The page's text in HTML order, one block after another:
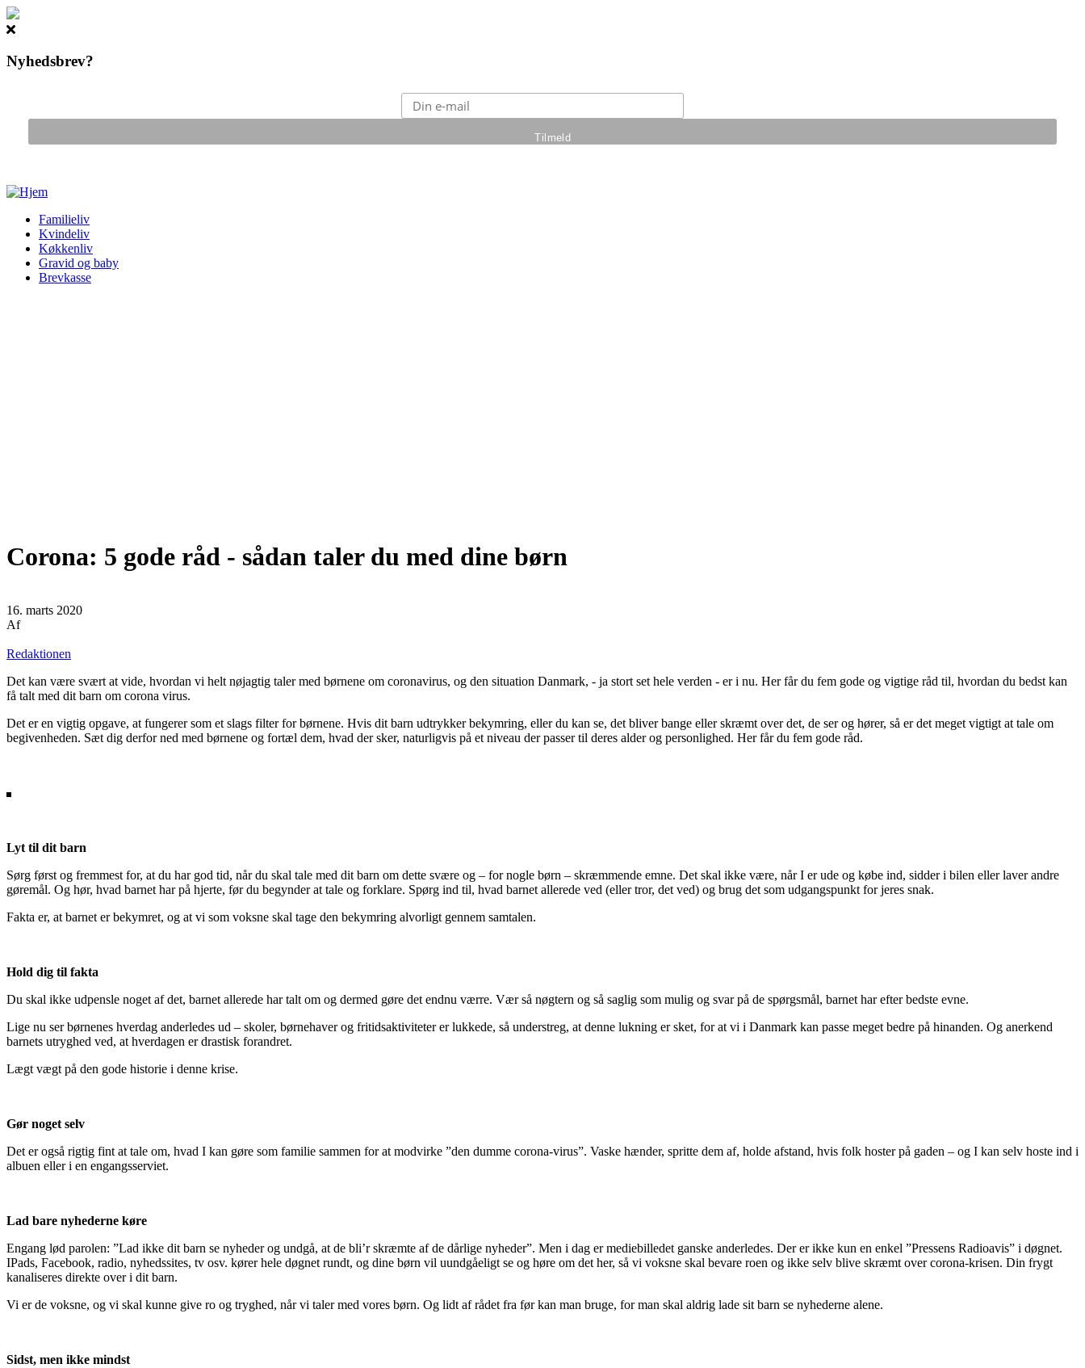
Nyhedsbrev?
Gå til hovedindhold
Familieliv
Kvindeliv
Køkkenliv
Gravid og baby
Brevkasse
Corona: 5 gode råd - sådan taler du med dine børn
16. marts 2020
Af
Redaktionen
Det kan være svært at vide, hvordan vi helt nøjagtig taler med børnene om coronavirus, og den situation Danmark, - ja stort set hele verden - er i nu. Her får du fem gode og vigtige råd til, hvordan du bedst kan
få talt med dit barn om corona virus.
Det er en vigtig opgave, at fungerer som et slags filter for børnene. Hvis dit barn udtrykker bekymring, eller du kan se, det bliver bange eller skræmt over det, de ser og hører, så er det meget vigtigt at tale om
begivenheden. Sæt dig derfor ned med børnene og fortæl dem, hvad der sker, naturligvis på et niveau der passer til deres alder og personlighed. Her får du fem gode råd.
Lyt til dit barn
Sørg først og fremmest for, at du har god tid, når du skal tale med dit barn om dette svære og – for nogle børn – skræmmende emne. Det skal ikke være, når I er ude og købe ind, sidder i bilen eller laver andre
gøremål. Og hør, hvad barnet har på hjerte, før du begynder at tale og forklare. Spørg ind til, hvad barnet allerede ved (eller tror, det ved) og brug det som udgangspunkt for jeres snak.
Fakta er, at barnet er bekymret, og at vi som voksne skal tage den bekymring alvorligt gennem samtalen.
Hold dig til fakta
Du skal ikke udpensle noget af det, barnet allerede har talt om og dermed gøre det endnu værre. Vær så nøgtern og så saglig som mulig og svar på de spørgsmål, barnet har efter bedste evne.
Lige nu ser børnenes hverdag anderledes ud – skoler, børnehaver og fritidsaktiviteter er lukkede, så understreg, at denne lukning er sket, for at vi i Danmark kan passe meget bedre på hinanden. Og anerkend
barnets utryghed ved, at hverdagen er drastisk forandret.
Lægt vægt på den gode historie i denne krise.
Gør noget selv
Det er også rigtig fint at tale om, hvad I kan gøre som familie sammen for at modvirke ”den dumme corona-virus”. Vaske hænder, spritte dem af, holde afstand, hvis folk hoster på gaden – og I kan selv hoste ind i
albuen eller i en engangsserviet.
Lad bare nyhederne køre
Engang lød parolen: ”Lad ikke dit barn se nyheder og undgå, at de bli’r skræmte af de dårlige nyheder”. Men i dag er mediebilledet ganske anderledes. Der er ikke kun en enkel ”Pressens Radioavis” i døgnet.
IPads, Facebook, radio, nyhedssites, tv osv. kører hele døgnet rundt, og dine børn vil uundgåeligt se og høre om det her, så vi voksne skal bevare roen og ikke selv blive skræmt over corona-krisen. Din frygt
kanaliseres direkte over i dit barn.
Vi er de voksne, og vi skal kunne give ro og tryghed, når vi taler med vores børn. Og lidt af rådet fra før kan man bruge, for man skal aldrig lade sit barn se nyhederne alene.
Sidst, men ikke mindst